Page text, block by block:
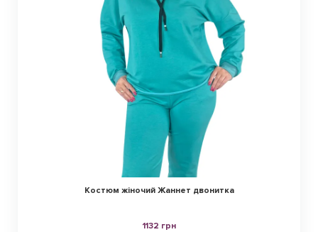
Костюм жіночий Жаннет двонитка
1132 грн